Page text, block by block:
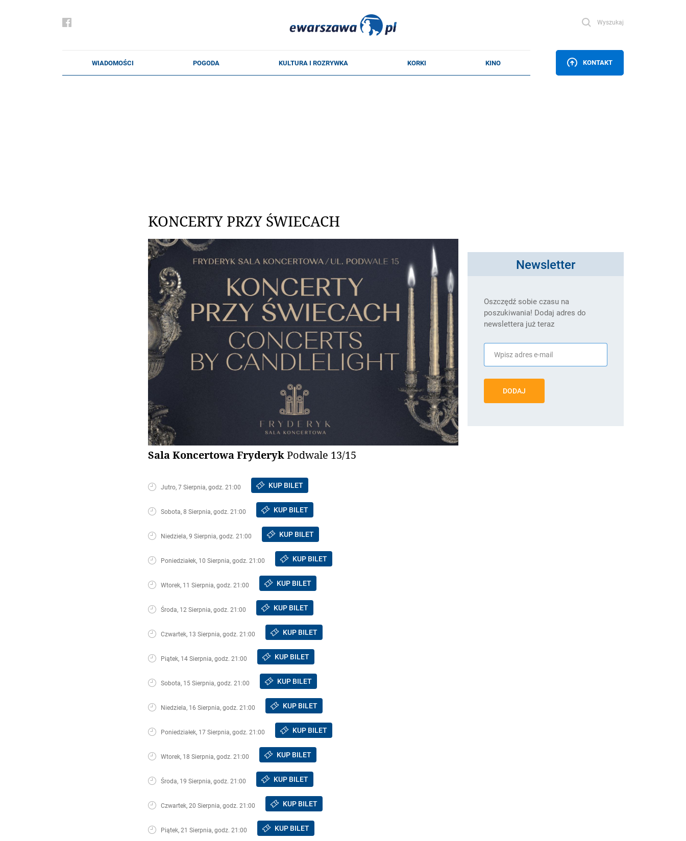
Wyszukaj
KONTAKT
KONCERTY PRZY ŚWIECACH
Sala Koncertowa FryderykPodwale 13/15
Jutro, 7 Sierpnia, godz. 21:00 KUP BILET
Sobota, 8 Sierpnia, godz. 21:00 KUP BILET
Niedziela, 9 Sierpnia, godz. 21:00 KUP BILET
Poniedziałek, 10 Sierpnia, godz. 21:00 KUP BILET
Wtorek, 11 Sierpnia, godz. 21:00 KUP BILET
Środa, 12 Sierpnia, godz. 21:00 KUP BILET
Czwartek, 13 Sierpnia, godz. 21:00 KUP BILET
Piątek, 14 Sierpnia, godz. 21:00 KUP BILET
Sobota, 15 Sierpnia, godz. 21:00 KUP BILET
Niedziela, 16 Sierpnia, godz. 21:00 KUP BILET
Poniedziałek, 17 Sierpnia, godz. 21:00 KUP BILET
Wtorek, 18 Sierpnia, godz. 21:00 KUP BILET
Środa, 19 Sierpnia, godz. 21:00 KUP BILET
Czwartek, 20 Sierpnia, godz. 21:00 KUP BILET
Piątek, 21 Sierpnia, godz. 21:00 KUP BILET
Newsletter
Oszczędź sobie czasu na
poszukiwania! Dodaj adres do
newslettera już teraz
DODAJ